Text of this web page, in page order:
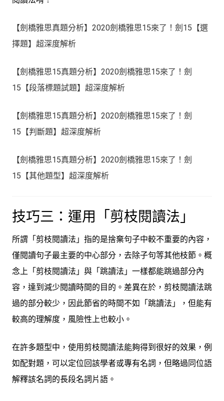
【劍橋雅思真題分析】2020劍橋雅思15來了！劍15【選
擇題】超深度解析
【劍橋雅思15真題分析】2020劍橋雅思15來了！劍
15【段落標題試題】超深度解析
【劍橋雅思15真題分析】2020劍橋雅思15來了！劍
15【判斷題】超深度解析
【劍橋雅思15真題分析】2020劍橋雅思15來了！劍
15【其他題型】超深度解析
技巧三：運用「剪枝閱讀法」
所謂「剪枝閱讀法」指的是捨棄句子中較不重要的內容，
僅閱讀句子最主要的中心部分，去除子句等其他枝節。概
念上「剪枝閱讀法」與「跳讀法」一樣都能跳過部分內
容，達到減少閱讀時間的目的。差異在於，剪枝閱讀法跳
過的部分較少，因此節省的時間不如「跳讀法」，但能有
較高的理解度，風險性上也較小。
在許多題型中，使用剪枝閱讀法能夠得到很好的效果，例
如配對題，可以定位回該學者或專有名詞，但略過同位語
解釋該名詞的長段名詞片語。